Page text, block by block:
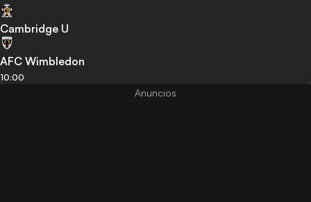
Cambridge U
AFC Wimbledon
10:00